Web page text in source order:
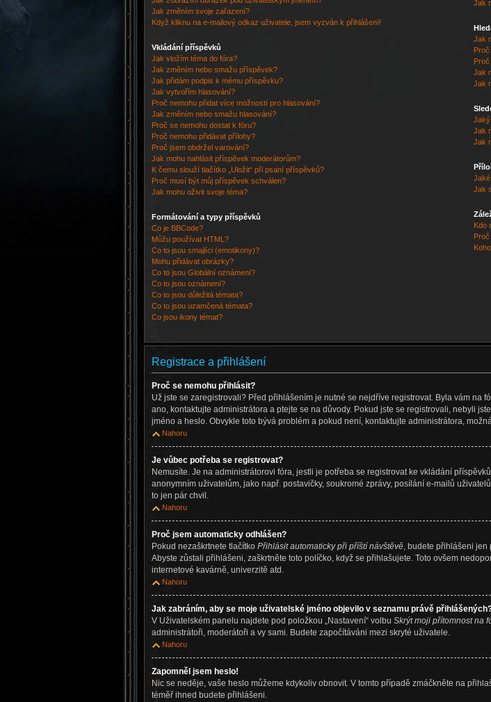
Jak změním svoje zařazení?
Když kliknu na e-mailový odkaz uživatele, jsem vyzván k přihlášení!
Vkládání příspěvků
Jak vložím téma do fóra?
Jak změním nebo smažu příspěvek?
Jak přidám podpis k mému příspěvku?
Jak vytvořím hlasování?
Proč nemohu přidat více možností pro hlasování?
Jak změním nebo smažu hlasování?
Proč se nemohu dostat k fóru?
Proč nemohu přidávat přílohy?
Proč jsem obdržel varování?
Jak mohu nahlásit příspěvek moderátorům?
K čemu slouží tlačítko „Uložit“ při psaní příspěvků?
Proč musí být můj příspěvek schválen?
Jak mohu oživit svoje téma?
Formátování a typy příspěvků
Co je BBCode?
Můžu používat HTML?
Co to jsou smajlíci (emotikony)?
Mohu přidávat obrázky?
Co to jsou Globální oznámení?
Co to jsou oznámení?
Co to jsou důležitá témata?
Co to jsou uzamčená témata?
Co jsou ikony témat?
Jak
Jak
Jak
Jak
Jaký
Jak
Jak
Jak
Kdo
Registrace a přihlášení
Proč se nemohu přihlásit?
Už jste se zaregistrovali? Před přihlášením je nutné se nejdříve registrovat. Byla vám na
ano, kontaktujte administrátora a ptejte se na důvody. Pokud jste se registrovali, nebyli
jméno a heslo. Obvykle toto bývá problém a pokud není, kontaktujte administrátora,
Nahoru
Je vůbec potřeba se registrovat?
Nemusíte. Je na administrátorovi fóra, jestli je potřeba se registrovat ke vkládání
anonymním uživatelům, jako např. postavičky, soukromé zprávy, posílání e-mailů
to jen pár chvil.
Nahoru
Proč jsem automaticky odhlášen?
Pokud nezaškrtnete tlačítko Přihlásit automaticky při příští návštěvě, budete přihlášeni jen
Abyste zůstali přihlášeni, zaškrtněte toto políčko, když se přihlašujete. Toto ovšem
internetové kavárně, univerzitě atd.
Nahoru
Jak zabráním, aby se moje uživatelské jméno objevilo v seznamu právě
V Uživatelském panelu najdete pod položkou „Nastavení“ volbu Skrýt moji přítomnost na
administrátoři, moderátoři a vy sami. Budete započítáváni mezi skryté uživatele.
Nahoru
Zapomněl jsem heslo!
Nic se neděje, vaše heslo můžeme kdykoliv obnovit. V tomto případě zmáčkněte na
téměř ihned budete přihlášeni.